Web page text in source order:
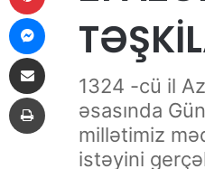
1324 -cü il
əsasında
millətimiz
istəyini